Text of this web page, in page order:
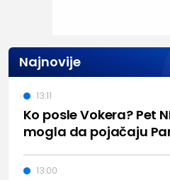
Najnovije
Ko posle Vokera? Pet
mogla da pojačaju
13:11
13:00